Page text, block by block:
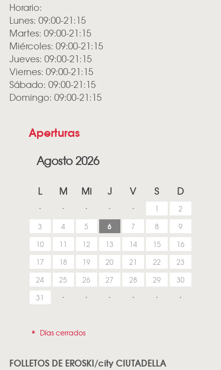
Horario:
Lunes: 09:00-21:15
Martes: 09:00-21:15
Miércoles: 09:00-21:15
Jueves: 09:00-21:15
Viernes: 09:00-21:15
Sábado: 09:00-21:15
Domingo: 09:00-21:15
Aperturas
Agosto 2026
L M Mi J V S D
1
2
3
4 5 6 7 8
9
10
11 12 13 14 15
16
17
18 19 20 21 22
23
24
25 26 27 28 29
30
31
* Días cerrados
FOLLETOS DE EROSKI/city CIUTADELLA